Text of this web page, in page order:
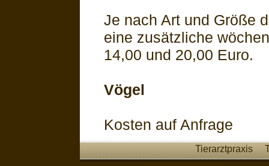
Je nach Art und Größe
eine zusätzliche
14,00 und 20,00 Euro.
Vögel
Kosten auf Anfrage
Tierarztpraxis